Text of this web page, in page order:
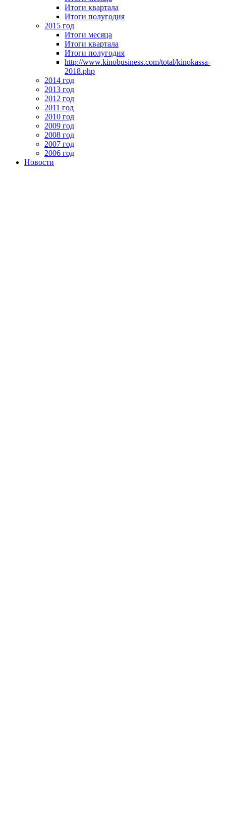
Итоги квартала
Итоги полугодия
2015 год
Итоги месяца
Итоги квартала
Итоги полугодия
http://www.kinobusiness.com/total/kinokassa-
2018.php
2014 год
2013 год
2012 год
2011 год
2010 год
2009 год
2008 год
2007 год
2006 год
Новости